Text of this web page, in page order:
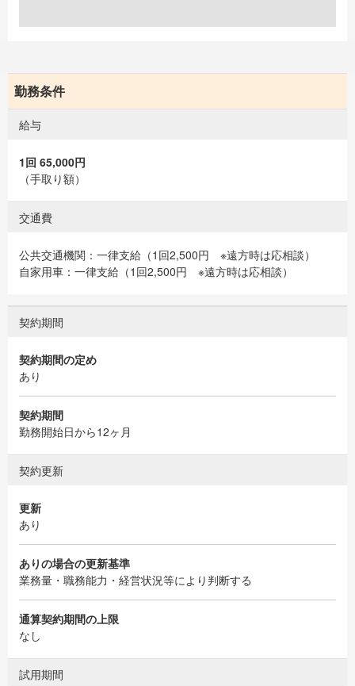
勤務条件
給与
1回 65,000円
（手取り額）
交通費
公共交通機関：一律支給（1回2,500円 ※遠方時は応相談）
自家用車：一律支給（1回2,500円 ※遠方時は応相談）
契約期間
契約期間の定め
あり
契約期間
勤務開始日から12ヶ月
契約更新
更新
あり
ありの場合の更新基準
業務量・職務能力・経営状況等により判断する
通算契約期間の上限
なし
試用期間